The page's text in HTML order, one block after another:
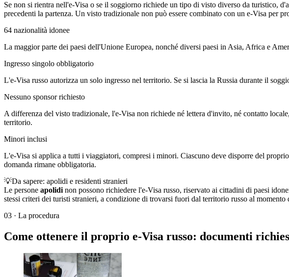
Se non si rientra nell'e-Visa o se il soggiorno richiede un tipo di visto diverso da turistico,
precedenti la partenza. Un visto tradizionale non può essere combinato con un e-Visa per
64 nazionalità idonee
La maggior parte dei paesi dell'Unione Europea, nonché diversi paesi in Asia, Africa e
Ingresso singolo obbligatorio
L'e-Visa russo autorizza un solo ingresso nel territorio. Se si lascia la Russia durante il
Nessuno sponsor richiesto
A differenza del visto tradizionale, l'e-Visa non richiede né lettera d'invito, né contatto
territorio.
Minori inclusi
L'e-Visa si applica a tutti i viaggiatori, compresi i minori. Ciascuno deve disporre del
domanda rimane obbligatoria.
💡Da sapere: apolidi e residenti stranieri
Le persone apolidinon possono richiedere l'e-Visa russo, riservato ai cittadini di paesi
stessi criteri dei turisti stranieri, a condizione di trovarsi fuori dal territorio russo al momento
03 · La procedura
Come ottenere il proprio e-Visa russo: documenti